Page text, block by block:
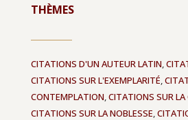
THÈMES
CITATIONS D'UN AUTEUR LATIN,
CITATIONS SUR L'EXEMPLARITÉ,
CONTEMPLATION,CITATIONS SUR LA
CITATIONS SUR LA NOBLESSE,